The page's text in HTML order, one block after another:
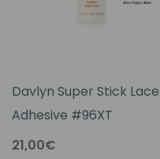
Davlyn Super Stick Lace
Adhesive #96XT
21,00€